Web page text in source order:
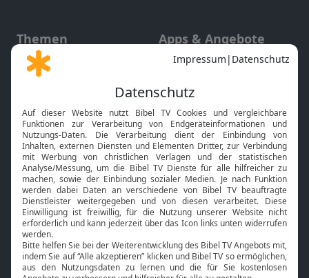
Themen
Gott und Bibel erklärt
Neuigkeiten
Apps & Angebote
Mobile App
Smart TV
HbbTV
Bibelthek Online-Bibel
Nächster Gottesdienst
Bibel TV
Über uns
Jobs
Service
Kontakt
TV-Empfang